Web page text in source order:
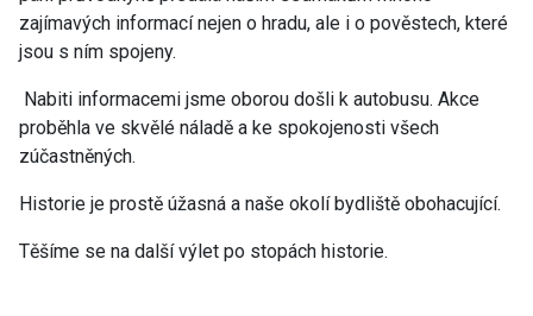
zajímavých informací nejen o hradu, ale i o pověstech, které
jsou s ním spojeny.
Nabiti informacemi jsme oborou došli k autobusu. Akce
proběhla ve skvělé náladě a ke spokojenosti všech
zúčastněných.
Historie je prostě úžasná a naše okolí bydliště obohacující.
Těšíme se na další výlet po stopách historie.